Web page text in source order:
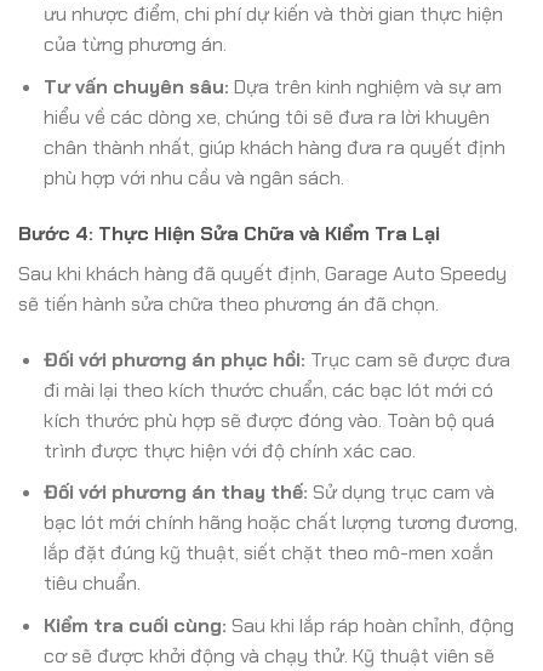
ưu nhược điểm, chi phí dự kiến và thời gian thực hiện
của từng phương án.
Tư vấn chuyên sâu: Dựa trên kinh nghiệm và sự am
hiểu về các dòng xe, chúng tôi sẽ đưa ra lời khuyên
chân thành nhất, giúp khách hàng đưa ra quyết định
phù hợp với nhu cầu và ngân sách.
Bước 4: Thực Hiện Sửa Chữa và Kiểm Tra Lại
Sau khi khách hàng đã quyết định, Garage Auto Speedy
sẽ tiến hành sửa chữa theo phương án đã chọn.
Đối với phương án phục hồi: Trục cam sẽ được đưa
đi mài lại theo kích thước chuẩn, các bạc lót mới có
kích thước phù hợp sẽ được đóng vào. Toàn bộ quá
trình được thực hiện với độ chính xác cao.
Đối với phương án thay thế: Sử dụng trục cam và
bạc lót mới chính hãng hoặc chất lượng tương đương,
lắp đặt đúng kỹ thuật, siết chặt theo mô-men xoắn
tiêu chuẩn.
Kiểm tra cuối cùng: Sau khi lắp ráp hoàn chỉnh, động
cơ sẽ được khởi động và chạy thử. Kỹ thuật viên sẽ